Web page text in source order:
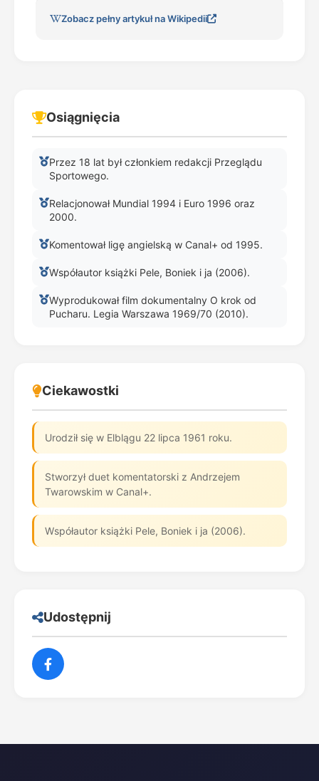
Zobacz pełny artykuł na Wikipedii
Osiągnięcia
Przez 18 lat był członkiem redakcji Przeglądu
Sportowego.
Relacjonował Mundial 1994 i Euro 1996 oraz
2000.
Komentował ligę angielską w Canal+ od 1995.
Współautor książki Pele, Boniek i ja (2006).
Wyprodukował film dokumentalny O krok od
Pucharu. Legia Warszawa 1969/70 (2010).
Ciekawostki
Urodził się w Elblągu 22 lipca 1961 roku.
Stworzył duet komentatorski z Andrzejem
Twarowskim w Canal+.
Współautor książki Pele, Boniek i ja (2006).
Udostępnij